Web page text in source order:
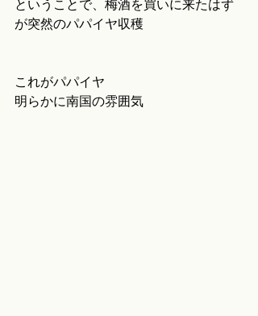
ということで、梅酒を買いに来たはず
が突然のパパイヤ収穫
これがパパイヤ
明らかに南国の雰囲気